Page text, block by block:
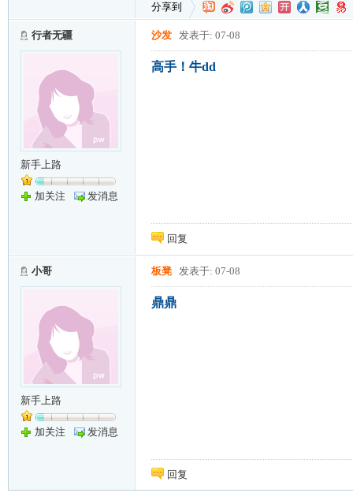
分享到
行者无疆
新手上路
加关注 发消息
沙发 发表于: 07-08
高手！牛dd
回复
小哥
新手上路
加关注 发消息
板凳 发表于: 07-08
鼎鼎
回复